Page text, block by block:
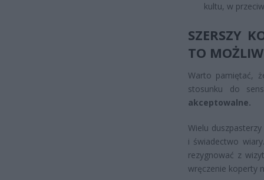
kultu, w
SZERSZY
TO
Warto pamiętać,
stosunku do
akceptowalne.
Wielu
i świadectwo
rezygnować z
wręczenie koperty